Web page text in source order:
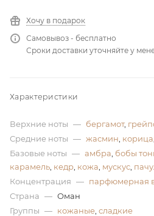
Хочу в подарок
Самовывоз - бесплатно
Сроки доставки уточняйте у
Характеристики
Верхние ноты — бергамот,
Средние ноты — жасмин корица
Базовые ноты — амбра бобы
карамель кедр кожа мускус
Концентрация — парфюмерная
Страна — Оман
Группы — кожаные сладкие